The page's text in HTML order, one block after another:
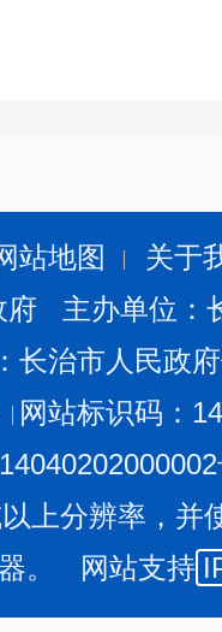
站地图
关于
府 主办单位
长治市人民政
网站标识码：
上分辨率，并
器。 网站支持